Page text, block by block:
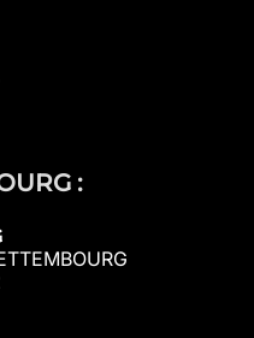
: